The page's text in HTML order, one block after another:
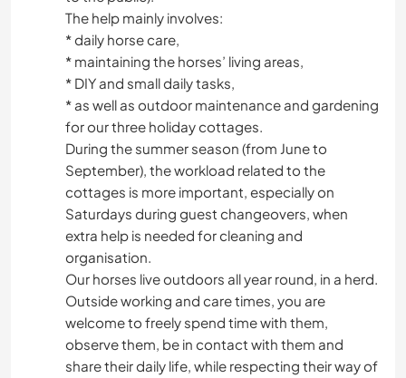
The help mainly involves:
* daily horse care,
* maintaining the horses’ living areas,
* DIY and small daily tasks,
* as well as outdoor maintenance and gardening
for our three holiday cottages.
During the summer season (from June to
September), the workload related to the
cottages is more important, especially on
Saturdays during guest changeovers, when
extra help is needed for cleaning and
organisation.
Our horses live outdoors all year round, in a herd.
Outside working and care times, you are
welcome to freely spend time with them,
observe them, be in contact with them and
share their daily life, while respecting their way of